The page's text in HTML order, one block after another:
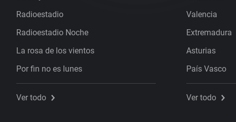
Radioestadio
Radioestadio Noche
La rosa de los vientos
Por fin no es lunes
Ver todo
Valencia
Extremadura
Asturias
País Vasco
Ver todo